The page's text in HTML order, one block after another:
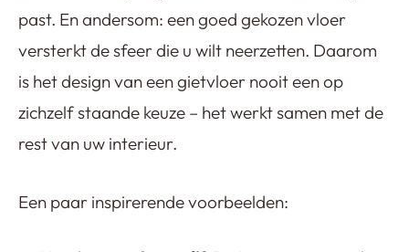
past. En andersom: een goed gekozen vloer
versterkt de sfeer die u wilt neerzetten. Daarom
is het design van een gietvloer nooit een op
zichzelf staande keuze – het werkt samen met de
rest van uw interieur.
Een paar inspirerende voorbeelden: